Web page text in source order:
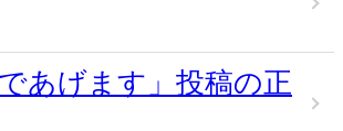
であげます」投稿の正